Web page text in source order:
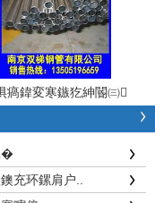
瘑鍏変寒鏃犵紳閽㈢
�
充环鏍肩户..